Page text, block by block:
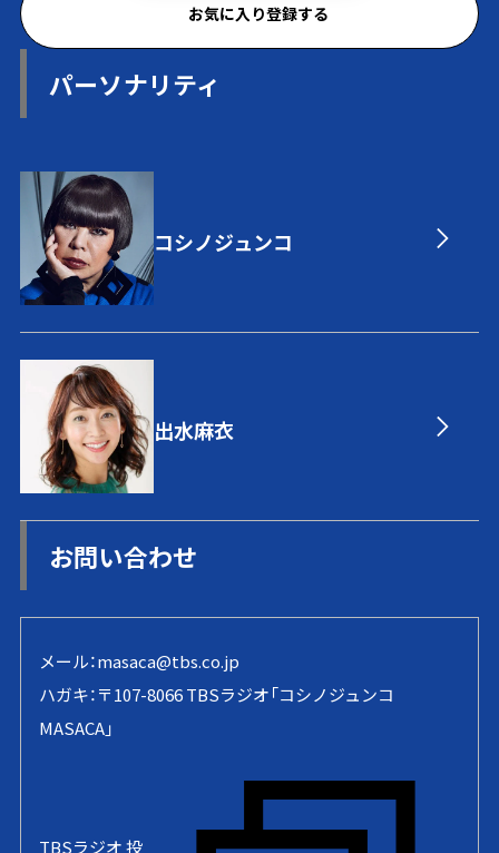
お気に入り登録する
パーソナリティ
コシノジュンコ
出水麻衣
お問い合わせ
メール：masaca@tbs.co.jp
ハガキ：〒107-8066 TBSラジオ「コシノジュンコ
MASACA」
TBSラジオ 投